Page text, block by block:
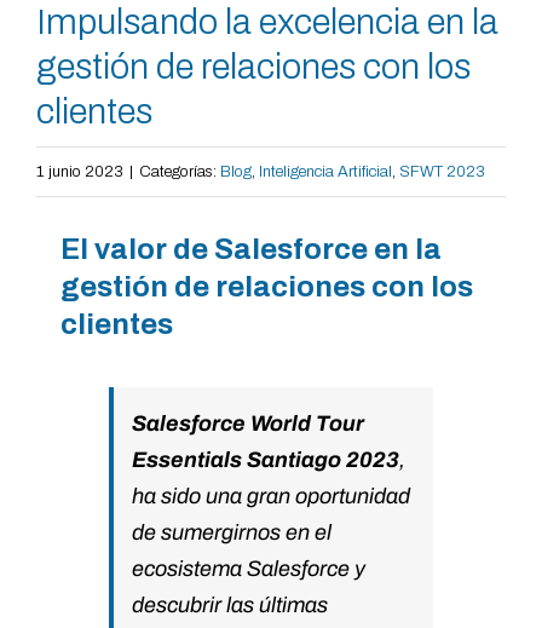
Impulsando la excelencia en la
gestión de relaciones con los
clientes
1 junio 2023 Categorías: Blog, Inteligencia Artificial , SFWT 2023
El valor de Salesforce en la
gestión de relaciones con los
clientes
Salesforce World Tour
Essentials Santiago 2023,
ha sido una gran oportunidad
de sumergirnos en el
ecosistema Salesforce y
descubrir las últimas